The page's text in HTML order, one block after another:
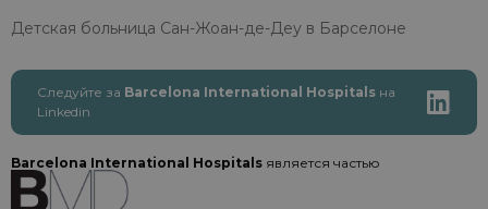
Детская больница Сан-Жоан-де-Деу в Барселоне
Следуйте за Barcelona International Hospitals на
Linkedin
Barcelona International Hospitals является частью